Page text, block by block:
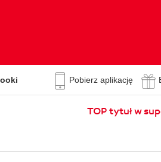
Pobierz aplikację
TOP tytuł w